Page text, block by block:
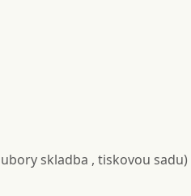
skladba , tiskovou sadu)